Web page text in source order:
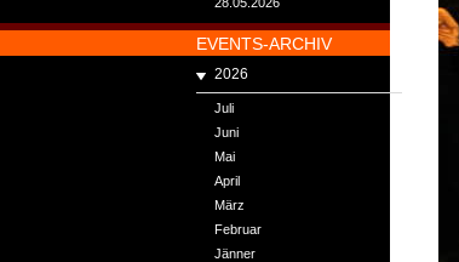
EVENTS-ARCHIV
2026
Juli
Juni
Mai
April
März
Februar
Jänner